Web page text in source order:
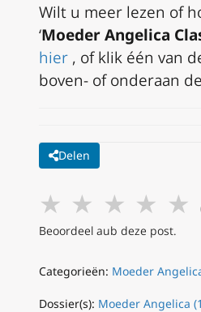
Wilt u meer lezen of
‘Moeder Angelica
hier , of klik één van
boven- of onderaan
Delen
★ ★ ★ ★ ★
Beoordeel aub deze post.
Categorieën: Moeder
Dossier(s): Moeder Angelica